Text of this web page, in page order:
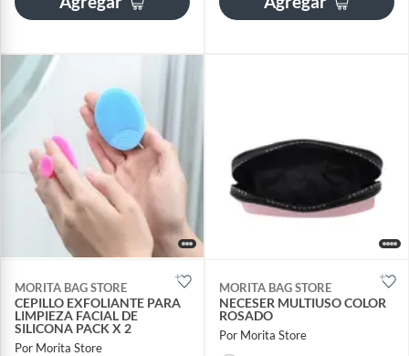
MORITA BAG STORE
CEPILLO EXFOLIANTE PARA
LIMPIEZA FACIAL DE
SILICONA PACK X 2
Por Morita Store
MORITA BAG STORE
NECESER MULTIUSO COLOR
ROSADO
Por Morita Store